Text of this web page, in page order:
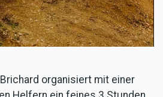
organisiert mit einer